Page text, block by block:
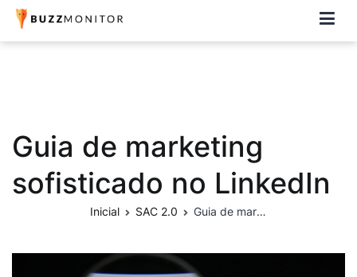
Buzzmonitor
A plataforma mais completa e flexível para social media e CRM
Guia de marketing
sofisticado no LinkedIn
Inicial SAC 2.0 Guia de marketing sofisticado no LinkedIn